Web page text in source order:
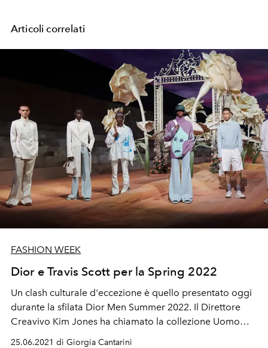
Articoli correlati
FASHION WEEK
Dior e Travis Scott per la Spring 2022
Un clash culturale d'eccezione è quello presentato oggi
durante la sfilata Dior Men Summer 2022. Il Direttore
Creavivo Kim Jones ha chiamato la collezione Uomo
25.06.2021 di Giorgia Cantarini